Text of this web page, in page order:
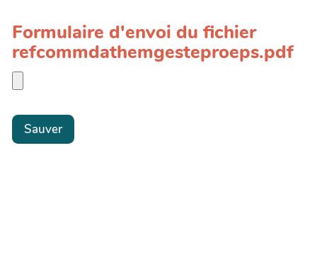
Formulaire d'envoi du fichier
refcommdathemgesteproeps.pdf